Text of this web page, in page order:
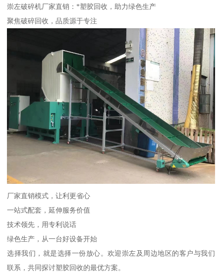
崇左破碎机厂家直销：*塑胶回收，助力绿色生产
聚焦破碎回收，品质源于专注
厂家直销模式，让利更省心
一站式配套，延伸服务价值
技术领先，用专利说话
绿色生产，从一台好设备开始
选择我们，就是选择一份放心。欢迎崇左及周边地区的客户与我们
联系，共同探讨塑胶回收的最优方案。